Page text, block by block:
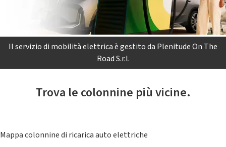
Il servizio di mobilità elettrica è gestito da Plenitude On The
Road S.r.l.
Trova le colonnine più vicine.
Mappa colonnine di ricarica auto elettriche